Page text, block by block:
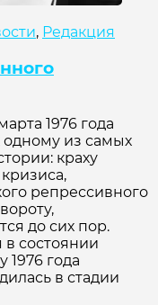
, Редакция
1976 года
одному из самых
краху
репрессивного
до сих пор.
в состоянии
1976 года
в стадии